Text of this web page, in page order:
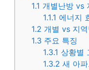
1.1 개별난방 vs
1.1.1 에너지
1.2 개별 vs 지
1.3 주요 특징
1.3.1 상황별
1.3.2 새 아